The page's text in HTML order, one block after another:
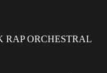
RAP ORCHESTRAL